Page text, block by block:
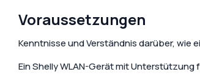
Accessories & Add-ons
Hotels
Media center
Voraussetzungen
Kenntnisse und Verständnis darüber, wie
Ein Shelly WLAN-Gerät mit Unterstützung